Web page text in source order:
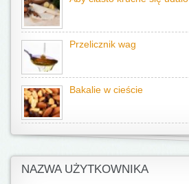
Przelicznik wag
Bakalie w cieście
NAZWA UŻYTKOWNIKA